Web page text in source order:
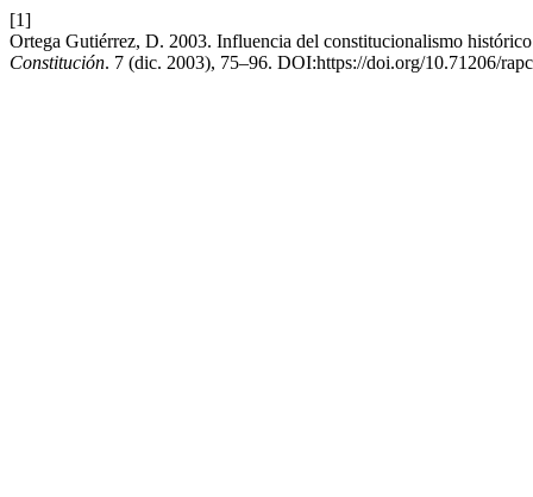
[1]
Ortega Gutiérrez, D. 2003. Influencia del constitucionalismo
Constitución. 7 (dic. 2003), 75–96. DOI:https://doi.org/10.71206/